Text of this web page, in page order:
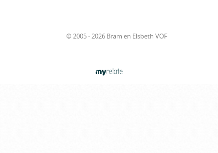
© 2005 - 2026 Bram en Elsbeth VOF